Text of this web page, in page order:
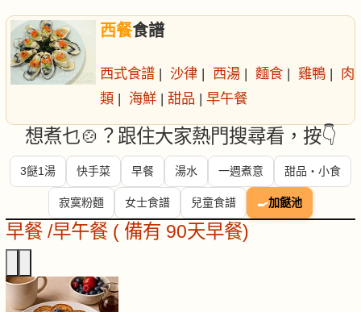
西餐食譜
西式食譜 | 沙律 | 西湯 | 麵食 | 雞鴨 | 肉
類 | 海鮮 | 甜品 | 早午餐
想煮乜🍲？跟住大家熱門搜尋看，按👇
3餸1湯 快手菜 早餐 湯水 一週煮意 甜品・小食
寂寞粉麵 女士食譜 兒童食譜 🍳加餸池
早餐 /早午餐 ( 備有 90天早餐)